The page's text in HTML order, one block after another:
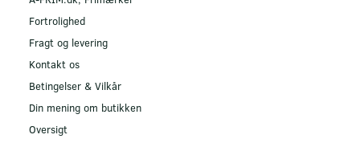
Fortrolighed
Fragt og levering
Kontakt os
Betingelser & Vilkår
Din mening om butikken
Oversigt